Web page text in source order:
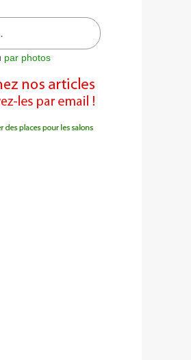
par photos